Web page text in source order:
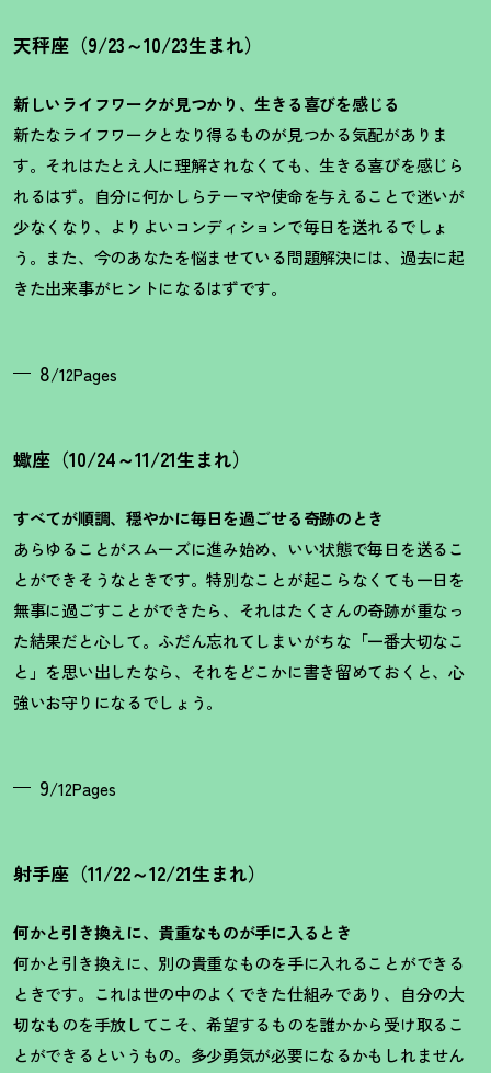
天秤座（9/23～10/23生まれ）
新しいライフワークが見つかり、生きる喜びを感じる
新たなライフワークとなり得るものが見つかる気配がありま
す。それはたとえ人に理解されなくても、生きる喜びを感じら
れるはず。自分に何かしらテーマや使命を与えることで迷いが
少なくなり、よりよいコンディションで毎日を送れるでしょ
う。また、今のあなたを悩ませている問題解決には、過去に起
きた出来事がヒントになるはずです。
8/12Pages
蠍座（10/24～11/21生まれ）
すべてが順調、穏やかに毎日を過ごせる奇跡のとき
あらゆることがスムーズに進み始め、いい状態で毎日を送るこ
とができそうなときです。特別なことが起こらなくても一日を
無事に過ごすことができたら、それはたくさんの奇跡が重なっ
た結果だと心して。ふだん忘れてしまいがちな「一番大切なこ
と」を思い出したなら、それをどこかに書き留めておくと、心
強いお守りになるでしょう。
9/12Pages
射手座（11/22～12/21生まれ）
何かと引き換えに、貴重なものが手に入るとき
何かと引き換えに、別の貴重なものを手に入れることができる
ときです。これは世の中のよくできた仕組みであり、自分の大
切なものを手放してこそ、希望するものを誰かから受け取るこ
とができるというもの。多少勇気が必要になるかもしれません